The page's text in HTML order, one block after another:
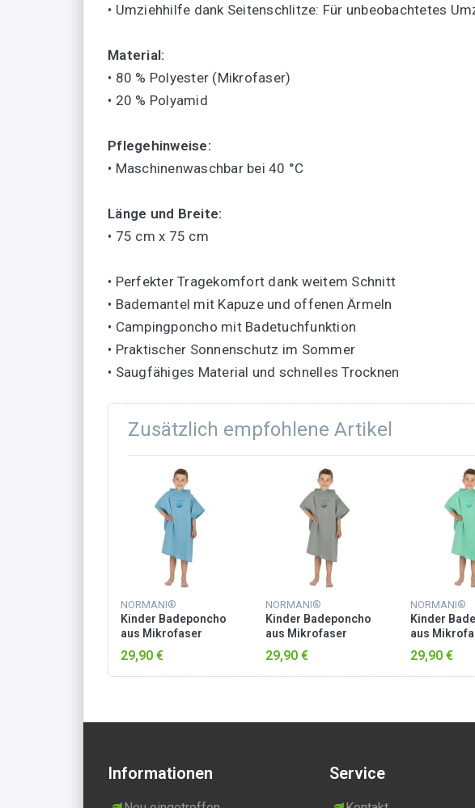
• Umziehhilfe dank Seitenschlitze: Für unbeobachtetes
Material:
• 80 % Polyester (Mikrofaser)
• 20 % Polyamid
Pflegehinweise:
• Maschinenwaschbar bei 40 °C
Länge und Breite:
• 75 cm x 75 cm
• Perfekter Tragekomfort dank weitem Schnitt
• Bademantel mit Kapuze und offenen Ärmeln
• Campingponcho mit Badetuchfunktion
• Praktischer Sonnenschutz im Sommer
• Saugfähiges Material und schnelles Trocknen
Zusätzlich empfohlene Artikel
NORMANI®
Kinder Badeponcho
aus Mikrofaser
„Manati“ Blau
29,90 €
NORMANI®
Kinder Badeponcho
aus Mikrofaser
„Manati“ Grau
29,90 €
NORMANI®
Kinder
aus
„Manati“
29,90 €
Informationen Service